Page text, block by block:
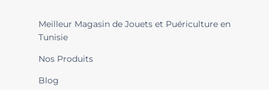
Meilleur Magasin de Jouets et Puériculture en
Tunisie
Nos Produits
Blog